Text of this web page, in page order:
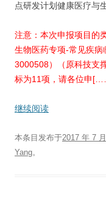
点研发计划健康医疗与
注意：本次申报项目的
生物医药专项-常见疾
3000508）（原科技支
标为11项，请各位申
继续阅读
本条目发布于2017 年 7
Yang。